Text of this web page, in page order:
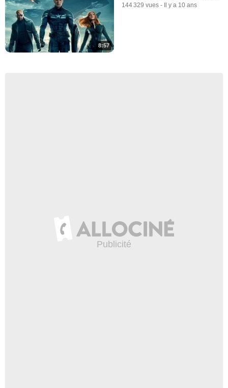
8:57
144 329 vues - Il y a 10 ans